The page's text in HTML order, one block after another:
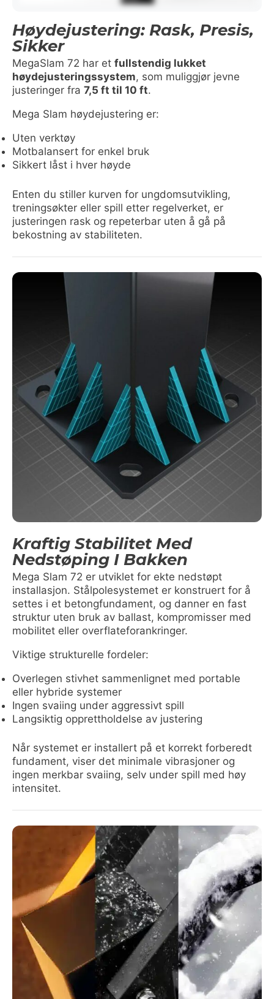
Høydejustering: Rask, Presis,
Sikker
MegaSlam 72 har et fullstendig lukket
høydejusteringssystem, som muliggjør jevne
justeringer fra 7,5 ft til 10 ft.
Mega Slam høydejustering er:
Uten verktøy
Motbalansert for enkel bruk
Sikkert låst i hver høyde
Enten du stiller kurven for ungdomsutvikling,
treningsøkter eller spill etter regelverket, er
justeringen rask og repeterbar uten å gå på
bekostning av stabiliteten.
Kraftig Stabilitet Med
Nedstøping I Bakken
Mega Slam 72 er utviklet for ekte nedstøpt
installasjon. Stålpolesystemet er konstruert for å
settes i et betongfundament, og danner en fast
struktur uten bruk av ballast, kompromisser med
mobilitet eller overflateforankringer.
Viktige strukturelle fordeler:
Overlegen stivhet sammenlignet med portable
eller hybride systemer
Ingen svaiing under aggressivt spill
Langsiktig opprettholdelse av justering
Når systemet er installert på et korrekt forberedt
fundament, viser det minimale vibrasjoner og
ingen merkbar svaiing, selv under spill med høy
intensitet.